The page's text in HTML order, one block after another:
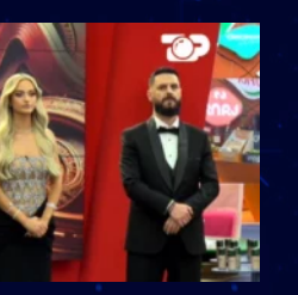
100 mijë eurosh